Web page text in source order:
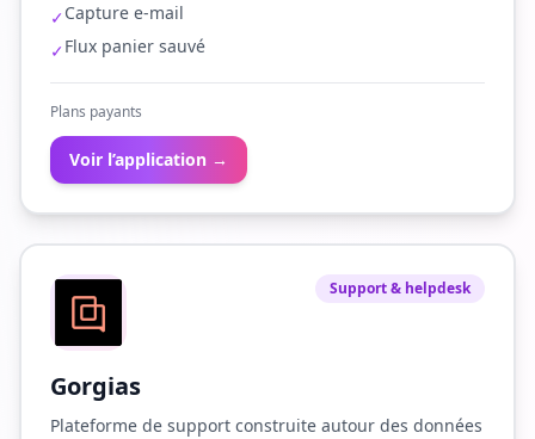
✓Capture e-mail
✓Flux panier sauvé
Plans payants
Voir l’application →
Support & helpdesk
Gorgias
Plateforme de support construite autour des données